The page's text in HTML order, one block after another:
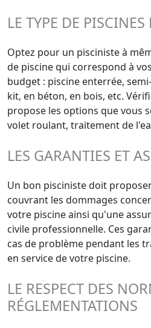
LE TYPE DE PISCINES
Optez pour un pisciniste à
de piscine qui correspond à
budget : piscine enterrée,
kit, en béton, en bois, etc.
propose les options que vous
volet roulant, traitement de
LES GARANTIES ET
Un bon pisciniste doit
couvrant les dommages
votre piscine ainsi qu'une
civile professionnelle. Ces
cas de problème pendant les
en service de votre piscine.
LE RESPECT DES
RÉGLEMENTATIONS